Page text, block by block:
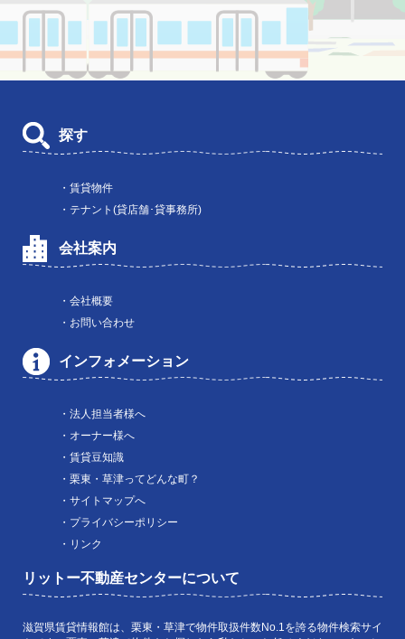
探す
・賃貸物件
・テナント(貸店舗･貸事務所)
会社案内
・会社概要
・お問い合わせ
インフォメーション
・法人担当者様へ
・オーナー様へ
・賃貸豆知識
・栗東・草津ってどんな町？
・サイトマップへ
・プライバシーポリシー
・リンク
リットー不動産センターについて
滋賀県賃貸情報館は、栗東・草津で物件取扱件数No.1を誇る物件検索サイ